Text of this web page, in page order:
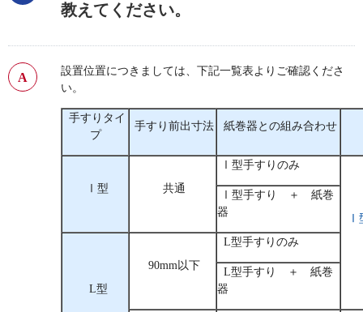
教えてください。
設置位置につきましては、下記一覧表よりご確認くださ
い。
手すりタイ
プ
手すり前出寸法 紙巻器との組み合わせ
Ⅰ型 共通
Ⅰ型手すりのみ
Ⅰ
Ⅰ型手すり ＋ 紙巻
器
L型
90mm以下
L型手すりのみ
L型手すり ＋ 紙巻
器